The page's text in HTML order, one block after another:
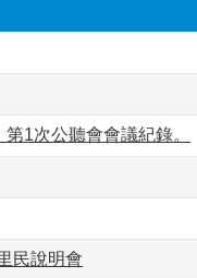
1次公聽會會議紀錄。
民說明會